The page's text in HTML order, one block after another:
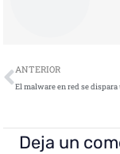
Ant
ANTERIOR
Deja un